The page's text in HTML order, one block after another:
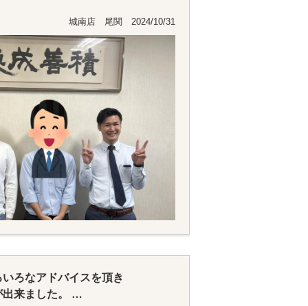
す。
城南店 尾関 2024/10/31
ろなアドバイスを頂き
来ました。